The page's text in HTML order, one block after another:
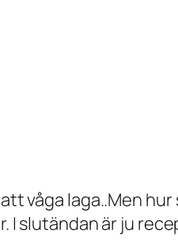
våga laga..Men
slutändan är ju